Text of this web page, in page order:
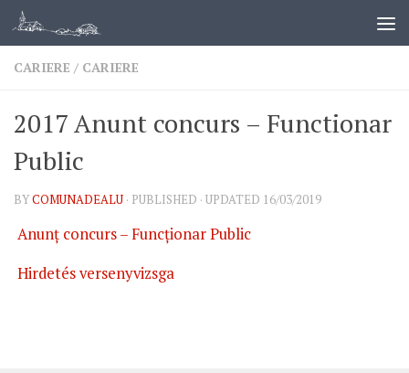
CARIERE / CARIERE
2017 Anunt concurs – Functionar
Public
BYCOMUNADEALU · PUBLISHED · UPDATED 16/03/2019
Anunţ concurs – Funcţionar Public
Hirdetés versenyvizsga